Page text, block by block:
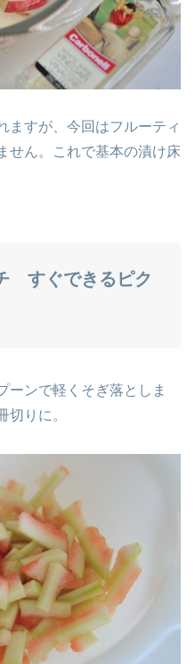
ますが、今回はフルーティ
せん。これで基本の漬け床
すぐできるピク
ーンで軽くそぎ落としま
切りに。